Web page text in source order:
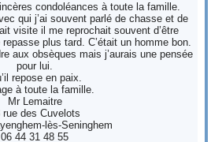
condoléances à toute la famille.
qui j’ai souvent parlé de chasse et de
visite il me reprochait souvent d’être
plus tard. C’était un homme bon.
aux obsèques mais j’aurais une pensée
pour lui.
repose en paix.
à toute la famille.
Mr Lemaitre
rue des Cuvelots
lès-Seninghem
06 44 31 48 55